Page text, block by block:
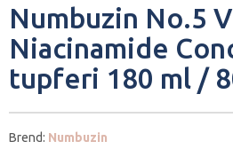
Numbuzin No.5
Niacinamide
tupferi 180 ml /
Brend: Numbuzin